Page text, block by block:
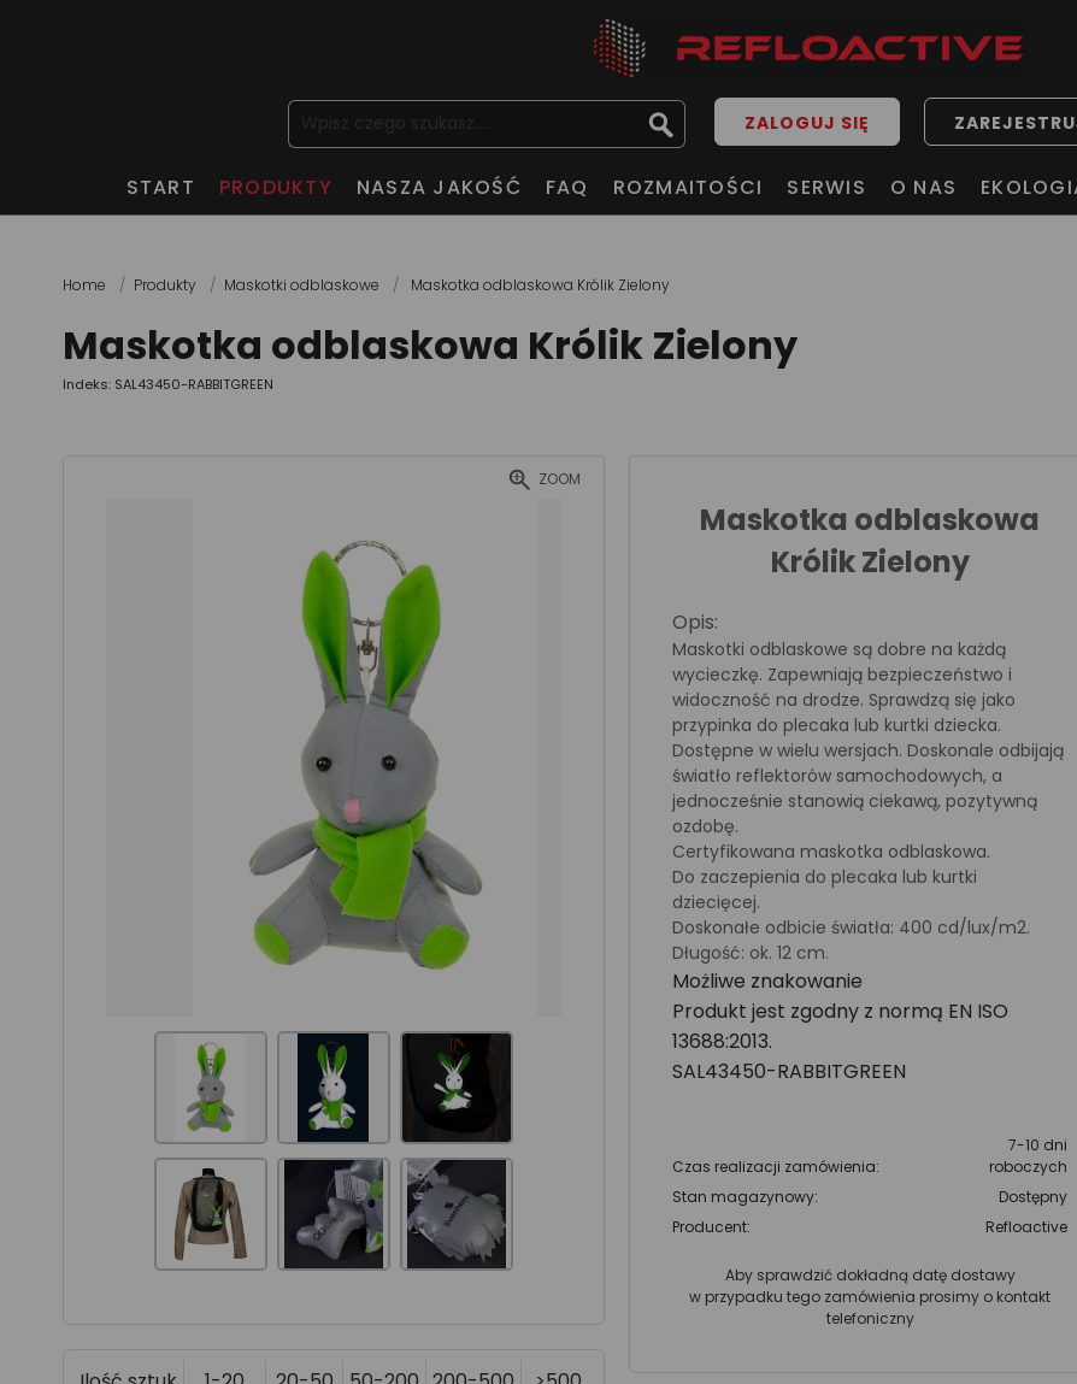
ZALOGUJ SIĘ
START PRODUKTY NASZA JAKOŚĆ FAQ ROZMAITOŚCI SERWIS O NAS
Home Produkty Maskotki odblaskowe Maskotka odblaskowa Królik Zielony
Maskotka odblaskowa Królik Zielony
Indeks: SAL43450-RABBITGREEN
ZOOM
Maskotka odblaskowa
Królik Zielony
Opis:
Maskotki odblaskowe są dobre na każdą
wycieczkę. Zapewniają bezpieczeństwo i
widoczność na drodze. Sprawdzą się jako
przypinka do plecaka lub kurtki dziecka.
Dostępne w wielu wersjach. Doskonale odbijają
światło reflektorów samochodowych, a
jednocześnie stanowią ciekawą, pozytywną
ozdobę.
Certyfikowana maskotka odblaskowa.
Do zaczepienia do plecaka lub kurtki
dziecięcej.
Doskonałe odbicie światła: 400 cd/lux/m2.
Długość: ok. 12 cm.
Możliwe znakowanie
Produkt jest zgodny z normą EN ISO
13688:2013.
SAL43450-RABBITGREEN
Czas realizacji zamówienia:
7-10 dni
roboczych
Stan magazynowy:
Dostępny
Producent:
Refloactive
Aby sprawdzić dokładną datę dostawy
w przypadku tego zamówienia prosimy o kontakt
telefoniczny